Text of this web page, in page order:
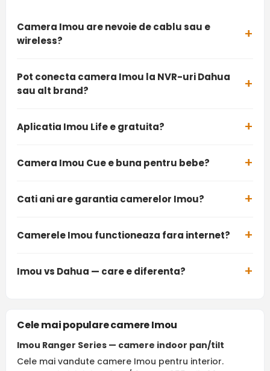
Camera Imou are nevoie de cablu sau e
wireless?
Pot conecta camera Imou la NVR-uri Dahua
sau alt brand?
Aplicatia Imou Life e gratuita?
Camera Imou Cue e buna pentru bebe?
Cati ani are garantia camerelor Imou?
Camerele Imou functioneaza fara internet?
Imou vs Dahua — care e diferenta?
Cele mai populare camere Imou
Imou Ranger Series — camere indoor pan/tilt
Cele mai vandute camere Imou pentru interior.